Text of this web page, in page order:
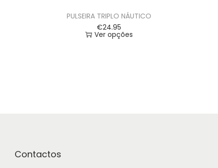
PULSEIRA TRIPLO NÁUTICO
€24.95
Ver opções
Contactos